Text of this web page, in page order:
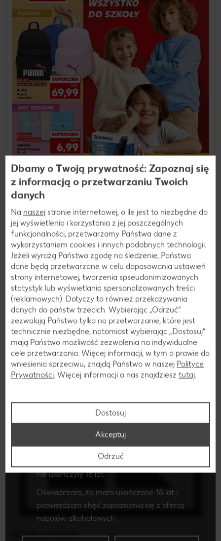
30.07.2026 - 11.08.2026
Kaufland
Zobacz gazetkę
Czy masz ukończone 18 lat i chcesz
zapoznać się z ofertą napojów
alkoholowych?
Po potwierdzeniu swojego wieku i wyrażeniu
chęci zapoznania się z ofertą napojów
alkoholowych, zostaniesz przekierowany na
Oferta ta nie jest skierowana do osób, które
nie ukończyły 18 lat.
Oświadczam, że mam ukończone 18 lat i
potwierdzam chęć zapoznania się z ofertą
napojów alkoholowych.
XX.XX. xxx XX.XX
Dbamy o Twoją prywatność: Zapoznaj się
z informacją o przetwarzaniu Twoich
danych
Na naszej stronie internetowej, o ile jest to niezbędne do
jej wyświetlenia i korzystania z jej poszczególnych
funkcjonalności, przetwarzamy Państwa dane z
wykorzystaniem cookies i innych podobnych technologii.
Jeżeli wyrażą Państwo zgodę na śledzenie, Państwa
dane będą przetwarzane w celu dopasowania ustawień
strony internetowej, tworzenia spseudonimizowanych
statystyk lub wyświetlania spersonalizowanych treści
(reklamowych). Dotyczy to również przekazywania
danych do państw trzecich. Wybierając „Odrzuć“
zezwalają Państwo tylko na przetwarzanie, które jest
technicznie niezbędne, natomiast wybierając „Dostosuj”
mają Państwo możliwość zezwolenia na indywidualne
cele przetwarzania. Więcej informacji, w tym o prawie do
wniesienia sprzeciwu, znajdą Państwo w naszej Polityce
Prywatności. Więcej informacji o nas znajdziesz tutaj.
Dostosuj
Odrzuć
Akceptuj